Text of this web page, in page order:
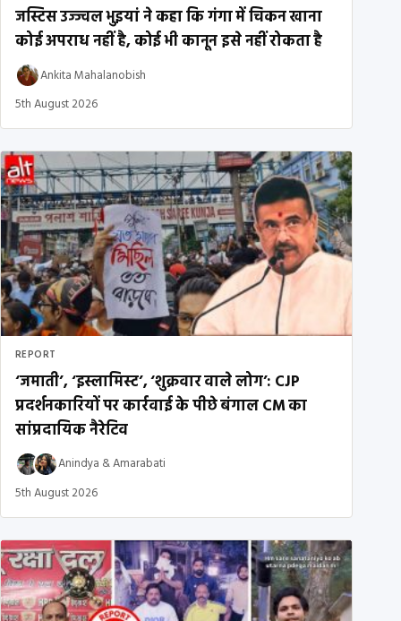
जस्टिस उज्ज्वल भुइयां ने कहा कि गंगा में चिकन खाना
कोई अपराध नहीं है, कोई भी कानून इसे नहीं रोकता है
Ankita Mahalanobish
5th August 2026
REPORT
‘जमाती’, ‘इस्लामिस्ट’, ‘शुक्रवार वाले लोग’: CJP
प्रदर्शनकारियों पर कार्रवाई के पीछे बंगाल CM का
सांप्रदायिक नैरेटिव
Anindya &Amarabati
5th August 2026